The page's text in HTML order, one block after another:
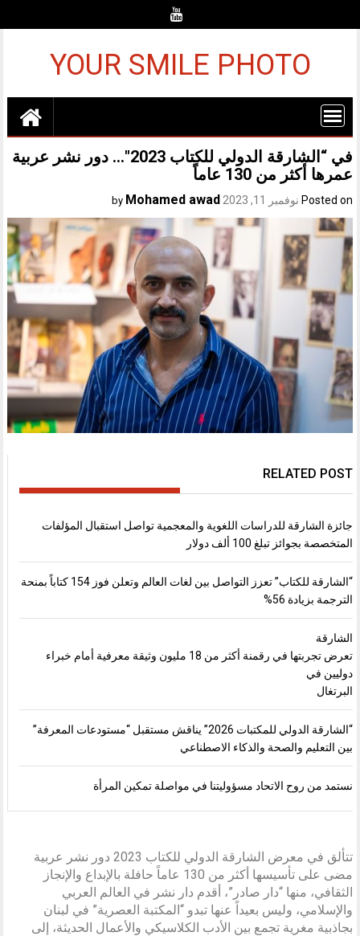
YOUR SMILE PHOTO
في “الشارقة الدولي للكتاب 2023″… دور نشر عربية
عمرها أكثر من 130 عاماً
Posted on نوفمبر 11, 2023 Mohamed awad
RELATED POST
جائزة الشارقة للدراسات اللغوية والمعجمية تواصل استقبال المؤلفات
المتخصصة بجوائز تبلغ 100 ألف دولار
“الشارقة للكتاب” تعزز التواصل بين لغات العالم وتعلن فوز 154 كتاباً بمنحة
الترجمة بزيادة 56%
الشارقة
تعرض تجربتها في رقمنة أكثر من 18 مليون وثيقة معرفية أمام خبراء
دوليين في
البرتغال
“الشارقة الدولي للمكتبات 2026” يناقش مستقبل “مستودعات المعرفة”
بين التعليم والصحة والذكاء الاصطناعي
نستمد من روح الاتحاد مسؤوليتنا في مواصلة تمكين المرأة
تتألق في معرض الشارقة الدولي للكتاب 2023 دور نشر عربية
مضى على تأسيسها أكثر من 130 عاماً حافلة بالإبداع والإنجاز
الثقافي، منها “دار صادر”، أقدم دار نشر في العالم العربي
والإسلامي، وليس بعيداً عنها تبدو “المكتبة العصرية” في لبنان
بجاذبية مغرية تجمع بين الأدب الكلاسيكي والأعمال الحديثة، إلى